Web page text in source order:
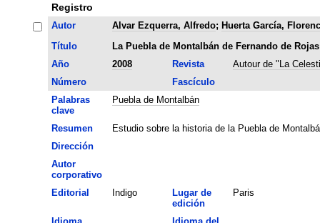
Registro
Autor Alvar Ezquerra, Alfredo; Huerta García,
Título
La Puebla de Montalbán de Fernando de Rojas
Año
2008 Revista
Autour de "La
Número
Fascículo
Palabras
clave
Puebla de Montalbán
Resumen
Estudio sobre la historia de la Puebla de
Dirección
Autor
corporativo
Editorial
Indigo
Lugar de
edición
Paris